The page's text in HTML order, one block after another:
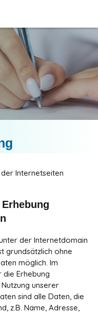
Internetseiten
der Internetdomain
grundsätzlich ohne
möglich. Im
Erhebung
unserer
sind alle Daten, die
z.B. Name, Adresse,